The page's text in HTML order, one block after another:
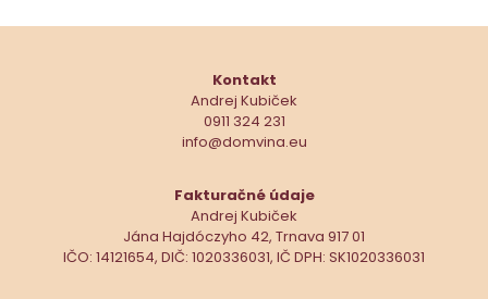
Kontakt
Andrej Kubiček
0911 324 231
info@domvina.eu
Fakturačné údaje
Andrej Kubiček
Jána Hajdóczyho 42, Trnava 917 01
IČO: 14121654, DIČ: 1020336031, IČ DPH: SK1020336031